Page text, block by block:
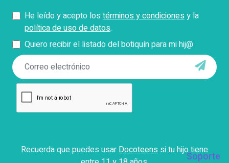
He leído y acepto los términos y condicionesy la
política de uso de datos.
Quiero recibir el listado del botiquín para mi hij@
Enviar
Recuerda que puedes usarDocoteens si tu hijo tiene
Soporte
Pregunta
*Describe tu problema con el pago, facturación o
nuestrostérminos y condiciones.